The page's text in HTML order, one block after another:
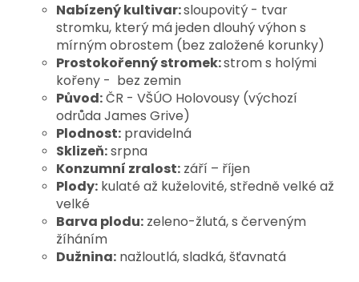
Nabízený kultivar:sloupovitý - tvar
stromku, který má jeden dlouhý výhon s
mírným obrostem (bez založené korunky)
Prostokořenný stromek:stroms holými
kořeny - bez zemin
Původ:ČR - VŠÚO Holovousy (výchozí
odrůda James Grive)
Plodnost: pravidelná
Sklizeň:srpna
Konzumní zralost: září – říjen
Plody: kulaté až kuželovité, středně velké až
velké
Barva plodu: zeleno-žlutá, s červeným
žíháním
Dužnina: nažloutlá, sladká, šťavnatá